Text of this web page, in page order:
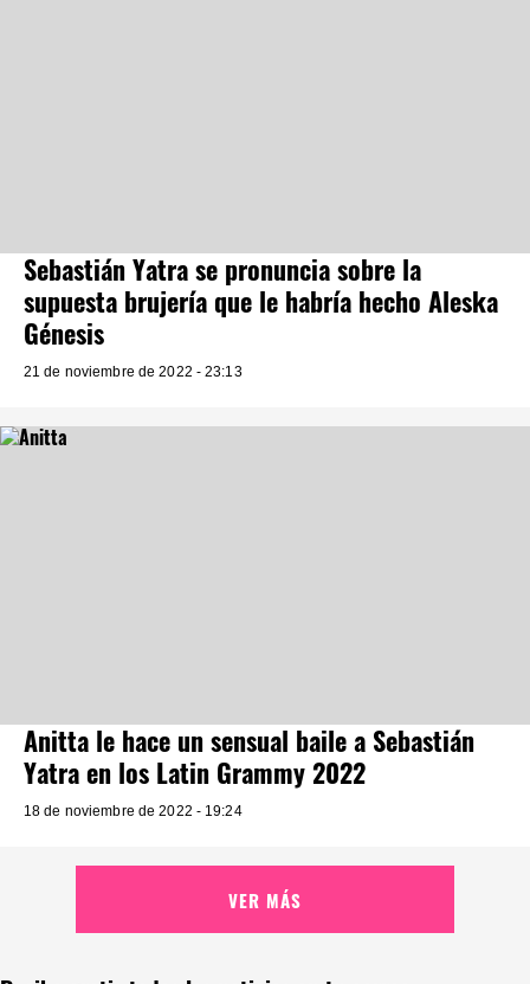
Sebastián Yatra se pronuncia sobre la
supuesta brujería que le habría hecho Aleska
Génesis
21 de noviembre de 2022 - 23:13
Anitta le hace un sensual baile a Sebastián
Yatra en los Latin Grammy 2022
18 de noviembre de 2022 - 19:24
VER MÁS